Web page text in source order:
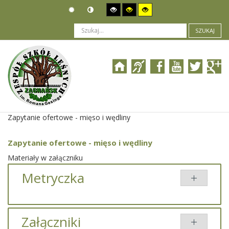
SZUKAJ
Jesteś tutaj: Zamówienia publiczne
Wszczęcie postępowania
Zapytanie ofertowe - mięso i wędliny
Zapytanie ofertowe - mięso i wędliny
Materiały w załączniku
Metryczka
Załączniki